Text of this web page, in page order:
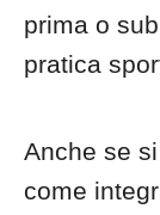
prima o
pratica
Anche se
come